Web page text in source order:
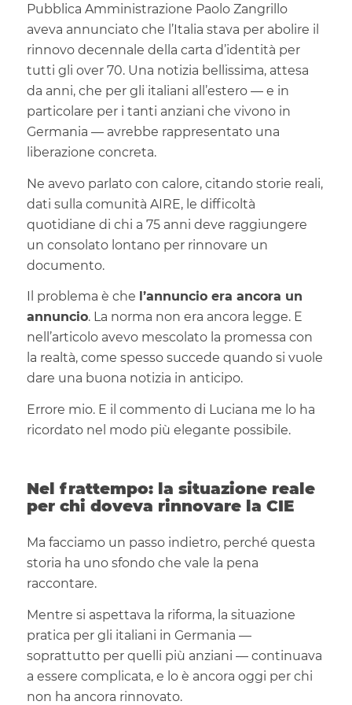
Pubblica Amministrazione Paolo Zangrillo
aveva annunciato che l’Italia stava per abolire il
rinnovo decennale della carta d’identità per
tutti gli over 70. Una notizia bellissima, attesa
da anni, che per gli italiani all’estero — e in
particolare per i tanti anziani che vivono in
Germania — avrebbe rappresentato una
liberazione concreta.
Ne avevo parlato con calore, citando storie reali,
dati sulla comunità AIRE, le difficoltà
quotidiane di chi a 75 anni deve raggiungere
un consolato lontano per rinnovare un
documento.
Il problema è che l’annuncio era ancora un
annuncio. La norma non era ancora legge. E
nell’articolo avevo mescolato la promessa con
la realtà, come spesso succede quando si vuole
dare una buona notizia in anticipo.
Errore mio. E il commento di Luciana me lo ha
ricordato nel modo più elegante possibile.
Nel frattempo: la situazione reale
per chi doveva rinnovare la CIE
Ma facciamo un passo indietro, perché questa
storia ha uno sfondo che vale la pena
raccontare.
Mentre si aspettava la riforma, la situazione
pratica per gli italiani in Germania —
soprattutto per quelli più anziani — continuava
a essere complicata, e lo è ancora oggi per chi
non ha ancora rinnovato.